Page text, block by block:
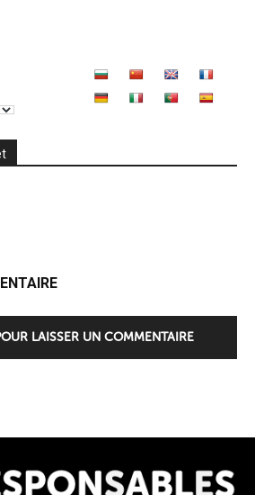
LAISSER UN COMMENTAIRE